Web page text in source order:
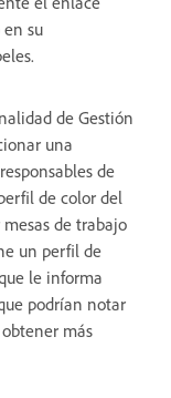
en su
de Gestión
una
de
de color del
de trabajo
un perfil de
le informa
podrían notar
más